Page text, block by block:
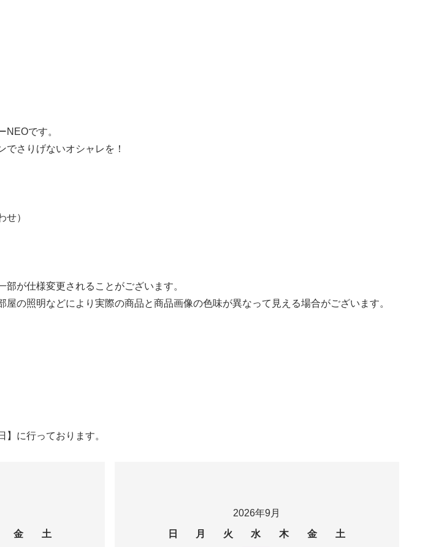
NEOです。
さりげないオシャレを！
）
が仕様変更されることがございます。
の照明などにより実際の商品と商品画像の色味が異なって見える場合がございます。
に行っております。
金 土
2026年9月
日
月 火 水 木 金 土